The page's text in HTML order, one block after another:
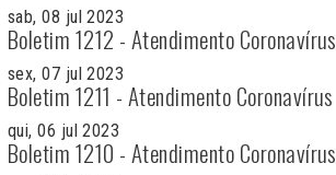
sab, 08 jul 2023
Boletim 1212 - Atendimento Coronavírus
sex, 07 jul 2023
Boletim 1211 - Atendimento Coronavírus
qui, 06 jul 2023
Boletim 1210 - Atendimento Coronavírus